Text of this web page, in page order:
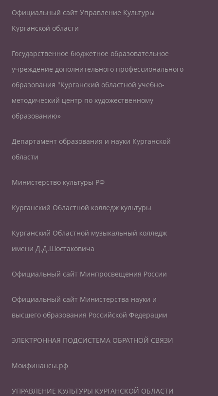
Официальный сайт Управление Культуры
Курганской области
Государственное бюджетное образовательное
учреждение дополнительного профессионального
образования "Курганский областной учебно-
методический центр по художественному
образованию»
Департамент образования и науки Курганской
области
Министерство культуры РФ
Курганский Областной колледж культуры
Курганский Областной музыкальный колледж
имени Д.Д.Шостаковича
Официальный сайт Минпросвещения России
Официальный сайт Министерства науки и
высшего образования Российской Федерации
ЭЛЕКТРОННАЯ ПОДСИСТЕМА ОБРАТНОЙ СВЯЗИ
Моифинансы.рф
УПРАВЛЕНИЕ КУЛЬТУРЫ КУРГАНСКОЙ ОБЛАСТИ